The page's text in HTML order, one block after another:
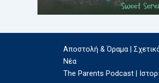
Αποστολή & Όραμα |
Νέα
The Parents Podcast |